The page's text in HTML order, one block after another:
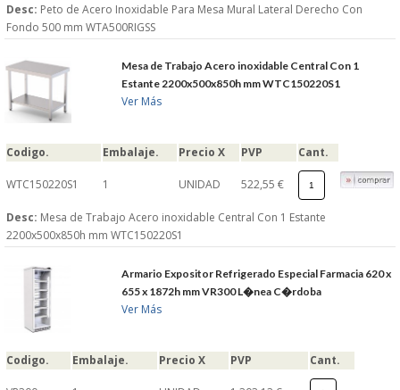
Desc: Peto de Acero Inoxidable Para Mesa Mural Lateral Derecho Con
Fondo 500 mm WTA500RIGSS
Mesa de Trabajo Acero inoxidable Central Con 1
Estante 2200x500x850h mm WTC150220S1
Ver Más
Codigo. Embalaje. Precio X PVP Cant.
WTC150220S1 1 UNIDAD 522,55 €
Desc: Mesa de Trabajo Acero inoxidable Central Con 1 Estante
2200x500x850h mm WTC150220S1
Armario Expositor Refrigerado Especial Farmacia 620 x
655 x 1872h mm VR300 L�nea C�rdoba
Ver Más
Codigo. Embalaje. Precio X PVP Cant.